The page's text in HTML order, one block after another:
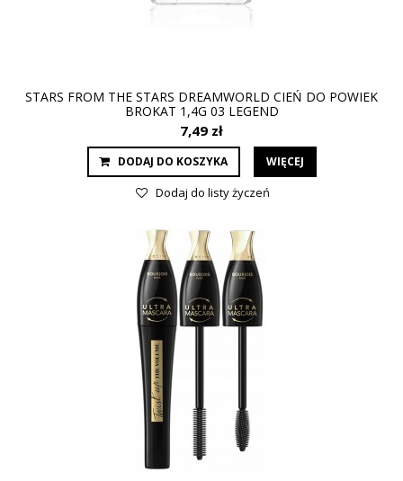
STARS FROM THE STARS DREAMWORLD CIEŃ DO POWIEK
BROKAT 1,4G 03 LEGEND
7,49 zł
DODAJ DO KOSZYKA WIĘCEJ
Dodaj do listy życzeń